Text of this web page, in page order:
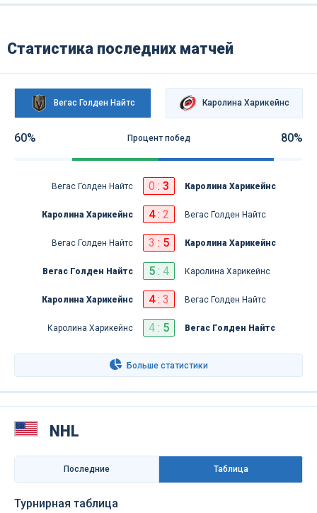
Статистика последних матчей
Вегас Голден Найтс Каролина Харикейнс
60% Процент побед 80%
Вегас Голден Найтс 0 : 3 Каролина Харикейнс
Каролина Харикейнс 4: 2 Вегас Голден Найтс
Вегас Голден Найтс 3 : 5 Каролина Харикейнс
Вегас Голден Найтс 5: 4 Каролина Харикейнс
Каролина Харикейнс 4: 3 Вегас Голден Найтс
Каролина Харикейнс 4: 5 Вегас Голден Найтс
Больше статистики
NHL
Последниe Таблица
Турнирная таблица